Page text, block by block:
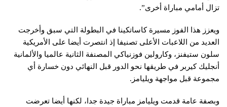
تزال أمامي مباراة أخرى”.
ويعزز هذا الفوز مسيرة كاساتكينا في البطولة التي سبق وأخرجت
العديد من اللاعبات الأعلى تصنيفا إذ انتصرت أيضا على الأمريكية
سلون ستيفنز، وكارولين فوزنياكي المصنفة الثانية عالميا والألمانية
أنجليك كيربر في طريقها نحو الدور قبل النهائي دون خسارة أي
مجموعة قبل مواجهة ويليامز.
وبصفة عامة قدمت ويليامز مباراة جيدة جدا، لكنها أيضا تعرضت